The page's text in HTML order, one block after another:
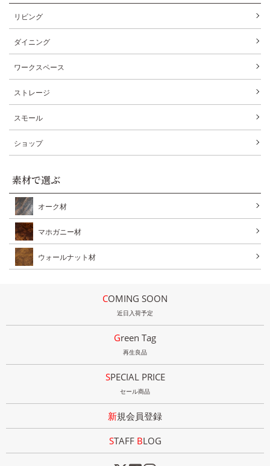
リビング
ダイニング
ワークスペース
ストレージ
スモール
ショップ
素材で選ぶ
オーク材
マホガニー材
ウォールナット材
COMING SOON
近日入荷予定
Green Tag
再生良品
SPECIAL PRICE
セール商品
新規会員登録
STAFF BLOG